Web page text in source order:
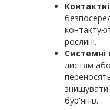
рослині.
Системні
листям
знищувати
бур'янів.